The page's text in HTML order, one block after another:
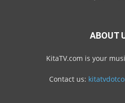
ABOUT
KitaTV.com is your
Contact us: